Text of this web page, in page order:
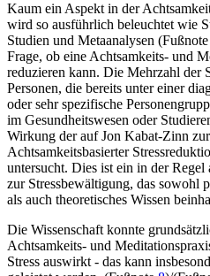
Kaum ein Aspekt in der
wird so ausführlich beleuchtet wie
Studien und Metaanalysen
Frage, ob eine Achtsamkeits- und
reduzieren kann. Die Mehrzahl der
Personen, die bereits unter einer
oder sehr spezifische
im Gesundheitswesen oder
Wirkung der auf Jon Kabat-Zinn
Achtsamkeitsbasierter
untersucht. Dies ist ein in der
zur Stressbewältigung, das sowohl
als auch theoretisches Wissen
Die Wissenschaft konnte
Achtsamkeits- und
Stress auswirkt - das kann